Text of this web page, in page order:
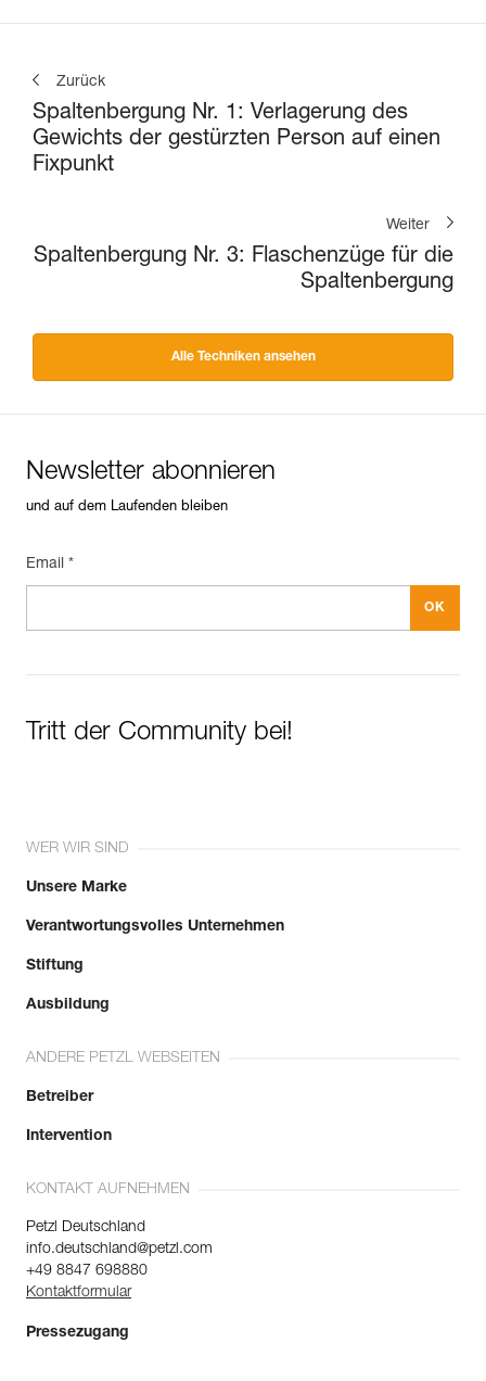
Zurück
Spaltenbergung Nr. 1: Verlagerung des
Gewichts der gestürzten Person auf einen
Fixpunkt
Weiter
Spaltenbergung Nr. 3: Flaschenzüge für die
Spaltenbergung
Alle Techniken ansehen
Newsletter abonnieren
und auf dem Laufenden bleiben
Email *
Tritt der Community bei!
WER WIR SIND
Unsere Marke
Verantwortungsvolles Unternehmen
Stiftung
Ausbildung
ANDERE PETZL WEBSEITEN
Betreiber
Intervention
KONTAKT AUFNEHMEN
Petzl Deutschland
info.deutschland@petzl.com
+49 8847 698880
Kontaktformular
Pressezugang